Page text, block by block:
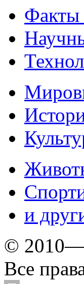
Факты
и
©
Все